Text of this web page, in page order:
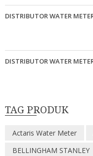
DISTRIBUTOR WATER
DISTRIBUTOR WATER
TAG PRODUK
Actaris Water Meter
BELLINGHAM STANLEY